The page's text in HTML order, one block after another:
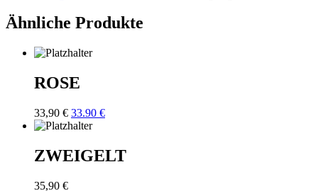
Ähnliche Produkte
ROSE
33,90 € 33.90 €
ZWEIGELT
35,90 €